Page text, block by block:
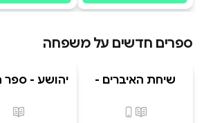
ספרים חדשים על משפחה
שיחת האיברים -
| מסע לריפוי
בשיטת IFS צ
פורמטים זמינים מודפס,
יהושע - ספר